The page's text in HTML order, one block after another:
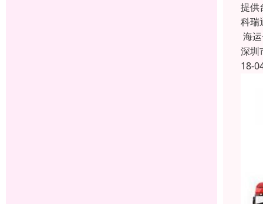
提供
科瑞
海
深圳
18-